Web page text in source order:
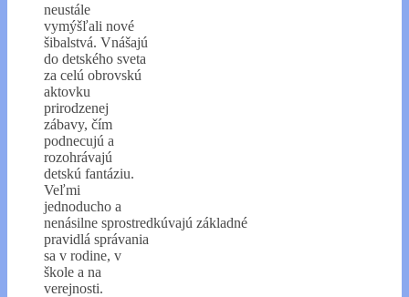
neustále
vymýšľali nové
šibalstvá. Vnášajú
do detského sveta
za celú obrovskú
aktovku
prirodzenej
zábavy, čím
podnecujú a
rozohrávajú
detskú fantáziu.
Veľmi
jednoducho a
nenásilne sprostredkúvajú základné
pravidlá správania
sa v rodine, v
škole a na
verejnosti.